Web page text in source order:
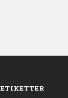
ETIKETTER